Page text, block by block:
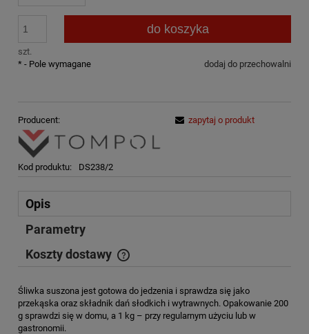
szt.
do koszyka
dodaj do przechowalni
* - Pole wymagane
Producent:
Kod produktu: DS238/2
zapytaj o produkt
Opis
Parametry
Koszty dostawy
Cena nie zawiera ewentualnych kosztów płatności
Śliwka suszona jest gotowa do jedzenia i sprawdza się jako
przekąska oraz składnik dań słodkich i wytrawnych. Opakowanie 200
g sprawdzi się w domu, a 1 kg – przy regularnym użyciu lub w
gastronomii.